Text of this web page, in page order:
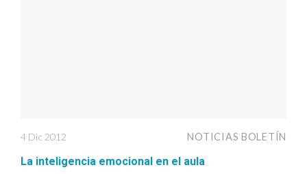
4 Dic 2012 NOTICIAS BOLETÍN
La inteligencia emocional en el aula